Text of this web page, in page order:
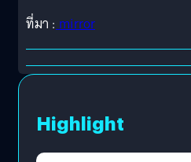
ที่มา :mirror
Highlight